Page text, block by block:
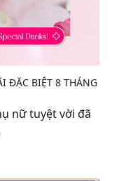
ĐẶC BIỆT 8 THÁNG
nữ tuyệt vời đã